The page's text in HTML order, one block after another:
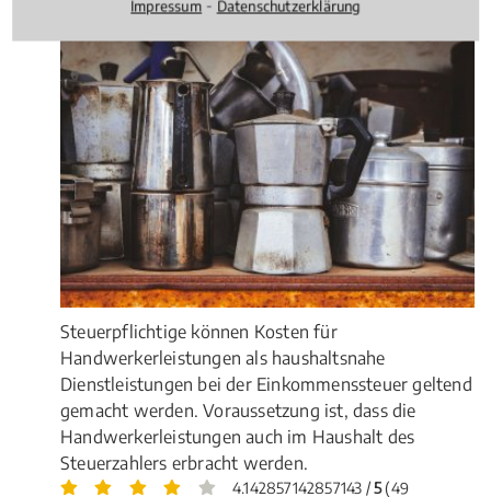
Steuerpflichtige können Kosten für
Handwerkerleistungen als haushaltsnahe
Dienstleistungen bei der Einkommenssteuer geltend
gemacht werden. Voraussetzung ist, dass die
Handwerkerleistungen auch im Haushalt des
Steuerzahlers erbracht werden.
4.142857142857143 /5(49
Impressum ⁃ Datenschutzerklärung